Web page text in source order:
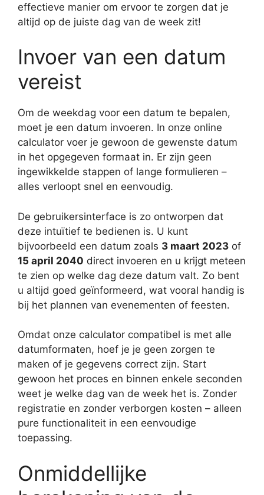
effectieve manier om ervoor te zorgen dat je
altijd op de juiste dag van de week zit!
Invoer van een datum
vereist
Om de weekdag voor een datum te bepalen,
moet je een datum invoeren. In onze online
calculator voer je gewoon de gewenste datum
in het opgegeven formaat in. Er zijn geen
ingewikkelde stappen of lange formulieren –
alles verloopt snel en eenvoudig.
De gebruikersinterface is zo ontworpen dat
deze intuïtief te bedienen is. U kunt
bijvoorbeeld een datum zoals 3 maart 2023 of
15 april 2040 direct invoeren en u krijgt meteen
te zien op welke dag deze datum valt. Zo bent
u altijd goed geïnformeerd, wat vooral handig is
bij het plannen van evenementen of feesten.
Omdat onze calculator compatibel is met alle
datumformaten, hoef je je geen zorgen te
maken of je gegevens correct zijn. Start
gewoon het proces en binnen enkele seconden
weet je welke dag van de week het is. Zonder
registratie en zonder verborgen kosten – alleen
pure functionaliteit in een eenvoudige
toepassing.
Onmiddellijke